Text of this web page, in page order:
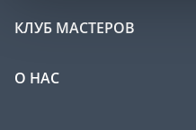
КЛУБ МАСТЕРОВ
О НАС